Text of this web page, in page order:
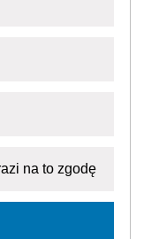
na to zgodę